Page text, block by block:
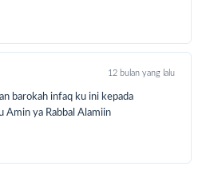
seperti sajadah, Al-Qur'an,
sekalian akan sangat
Dusun Sosor. Mari bersama-
12 bulan yang lalu
barokah infaq ku ini kepada
Amin ya Rabbal Alamiin